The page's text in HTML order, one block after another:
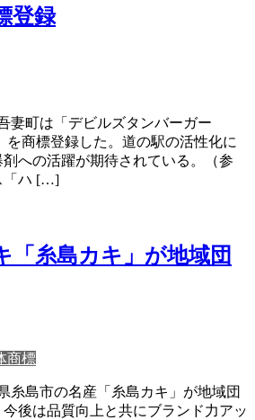
登録
妻町は「デビルズタンバーガー
を商標登録した。道の駅の活性化に
への活躍が期待されている。（参
「ハ […]
「糸島カキ」が地域団
商標
糸島市の名産「糸島カキ」が地域団
後は品質向上と共にブランド力アッ